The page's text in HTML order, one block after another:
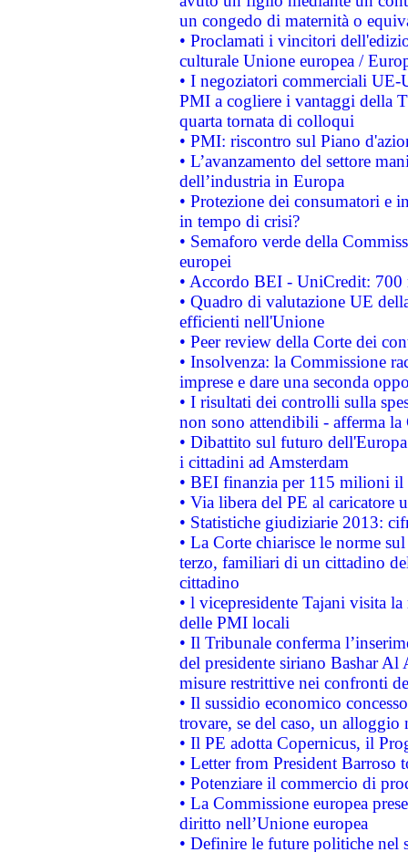
un congedo di maternità o
• Proclamati i vincitori
culturale Unione europea /
• I negoziatori commerciali UE-
PMI a cogliere i vantaggi della
quarta tornata di colloqui
• PMI: riscontro sul Piano
• L’avanzamento del settore
dell’industria in Europa
• Protezione dei consumatori e
in tempo di crisi?
• Semaforo verde della
europei
• Accordo BEI - UniCredit:
• Quadro di valutazione UE
efficienti nell'Unione
• Peer review della Corte dei
• Insolvenza: la Commissione
imprese e dare una seconda
• I risultati dei controlli sulla
non sono attendibili - afferma la
• Dibattito sul futuro
i cittadini ad Amsterdam
• BEI finanzia per 115 milioni
• Via libera del PE al caricatore
• Statistiche giudiziarie 2013:
• La Corte chiarisce le norme
terzo, familiari di un cittadino
cittadino
• l vicepresidente Tajani visita
delle PMI locali
• Il Tribunale conferma
del presidente siriano Bashar Al
misure restrittive nei confronti
• Il sussidio economico
trovare, se del caso, un
• Il PE adotta Copernicus, il
• Letter from President Barroso
• Potenziare il commercio di
• La Commissione europea
diritto nell’Unione europea
• Definire le future politiche nel